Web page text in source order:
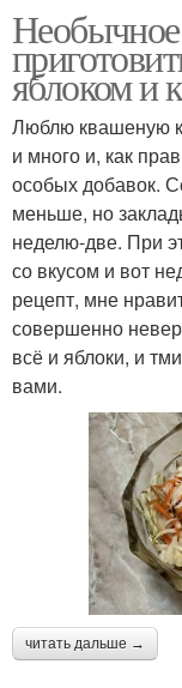
Необычное
яблоком и
Люблю квашеную
и много и, как
особых добавок.
меньше, но
неделю-две. При
со вкусом и вот
рецепт, мне
совершенно
всё и яблоки, и
вами.
читать дальше →